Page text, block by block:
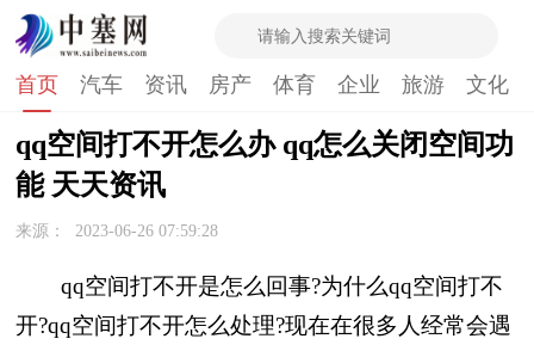
首页 汽车 资讯 房产 体育 企业 旅游 文化
qq空间打不开怎么办 qq怎么关闭空间功
能 天天资讯
来源： 2023-06-26 07:59:28
qq空间打不开是怎么回事?为什么qq空间打不
开?qq空间打不开怎么处理?现在在很多人经常会遇